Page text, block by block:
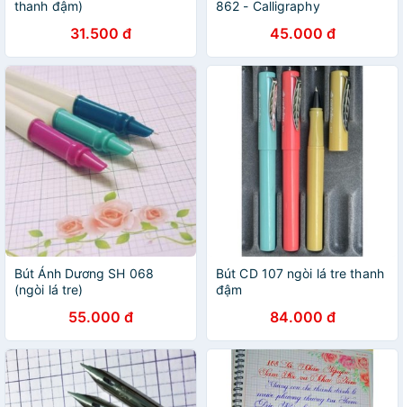
thanh đậm)
31.500 đ
862 - Calligraphy
45.000 đ
Bút Ánh Dương SH 068
(ngòi lá tre)
55.000 đ
Bút CD 107 ngòi lá tre thanh
đậm
84.000 đ